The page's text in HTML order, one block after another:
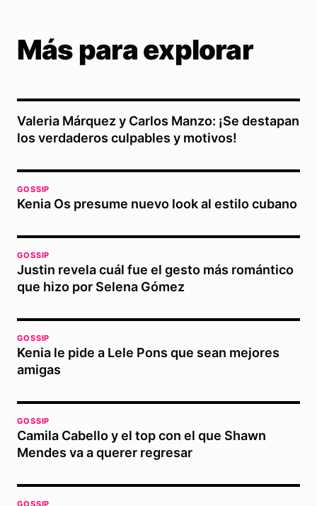
Más para explorar
Valeria Márquez y Carlos Manzo: ¡Se destapan
los verdaderos culpables y motivos!
GOSSIP
Kenia Os presume nuevo look al estilo cubano
GOSSIP
Justin revela cuál fue el gesto más romántico
que hizo por Selena Gómez
GOSSIP
Kenia le pide a Lele Pons que sean mejores
amigas
GOSSIP
Camila Cabello y el top con el que Shawn
Mendes va a querer regresar
GOSSIP